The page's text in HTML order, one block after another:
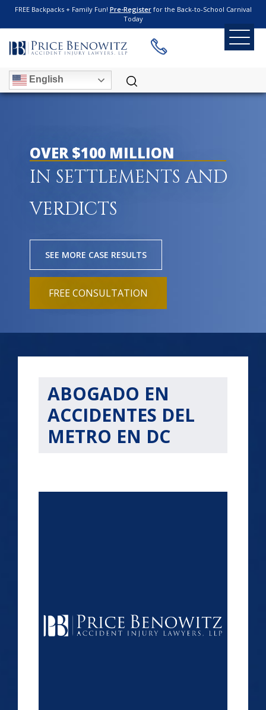
FREE Backpacks + Family Fun! Pre-Registerfor the Back-to-School Carnival
Today
English
OVER $100 MILLION
IN SETTLEMENTS AND
VERDICTS
SEE MORE CASE RESULTS
FREE CONSULTATION
ABOGADO EN
ACCIDENTES DEL
METRO EN DC